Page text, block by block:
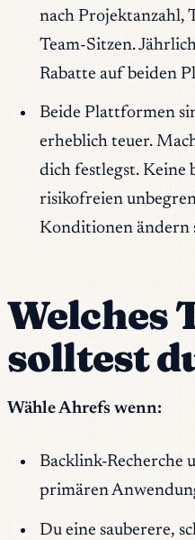
nach Projektanzahl,
Team-Sitzen.
Rabatte auf beiden
Beide Plattformen
erheblich teuer.
dich festlegst. Keine
risikofreien
Konditionen ändern
Welches
solltest
Wähle Ahrefs wenn:
Backlink-Recherche
primären
Du eine sauberere,